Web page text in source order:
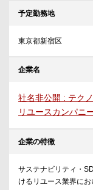
予定勤務地
東京都新宿区
企業名
社名非公開 : テク
リユースカンパニ
企業の特徴
サステナビリティ・
けるリユース業界に